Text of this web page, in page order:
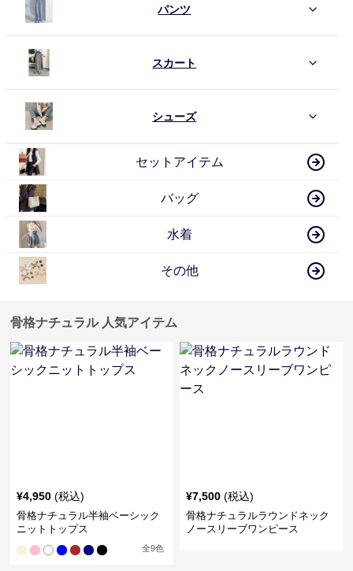
パンツ
スカート
シューズ
セットアイテム
バッグ
水着
その他
骨格ナチュラル 人気アイテム
¥4,950 (税込)
骨格ナチュラル半袖ベーシック
ニットトップス
全9色
¥7,500 (税込)
骨格ナチュラルラウンドネック
ノースリーブワンピース